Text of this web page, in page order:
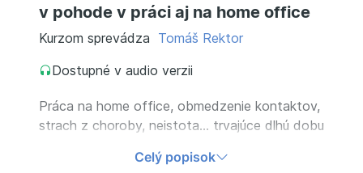
v pohode v práci aj na home office
Kurzom sprevádza Tomáš Rektor
Dostupné v audio verzii
Práca na home office, obmedzenie kontaktov,
strach z choroby, neistota… trvajúce dlhú dobu
audit vášho duševného zdravia a získajte tipy
Celý popisok